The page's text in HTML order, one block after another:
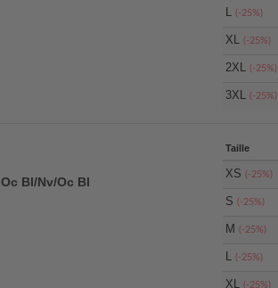
L(-25%)
XL(-25%)
2XL(-25%)
3XL(-25%)
Oc Bl/Nv/Oc Bl
Taille
XS(-25%)
S(-25%)
M(-25%)
L(-25%)
XL(-25%)